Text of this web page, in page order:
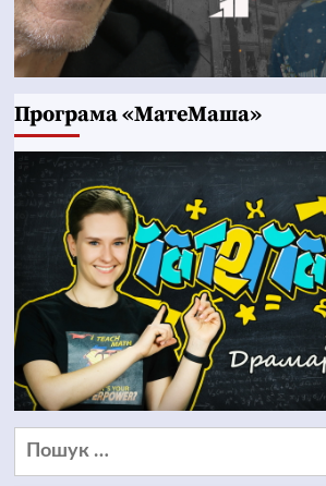
Програма «МатеМаша»
Пошук: